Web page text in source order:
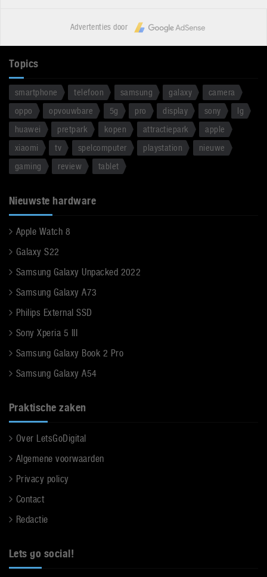
Advertenties door
Topics
smartphone telefoon samsung galaxy
camera
oppo
opvouwbare 5g pro display sony
lg
huawei
pretpark kopen attractiepark
apple
xiaomi
tv spelcomputer playstation
nieuwe
gaming
review tablet
Nieuwste hardware
Apple Watch 8
Galaxy S22
Samsung Galaxy Unpacked 2022
Samsung Galaxy A73
Philips External SSD
Sony Xperia 5 III
Samsung Galaxy Book 2 Pro
Samsung Galaxy A54
Praktische zaken
Over LetsGoDigital
Algemene voorwaarden
Privacy policy
Contact
Redactie
Lets go social!